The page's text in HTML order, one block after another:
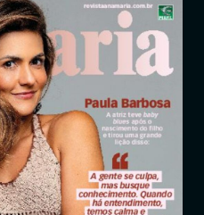
Início
Revistas
Jornais